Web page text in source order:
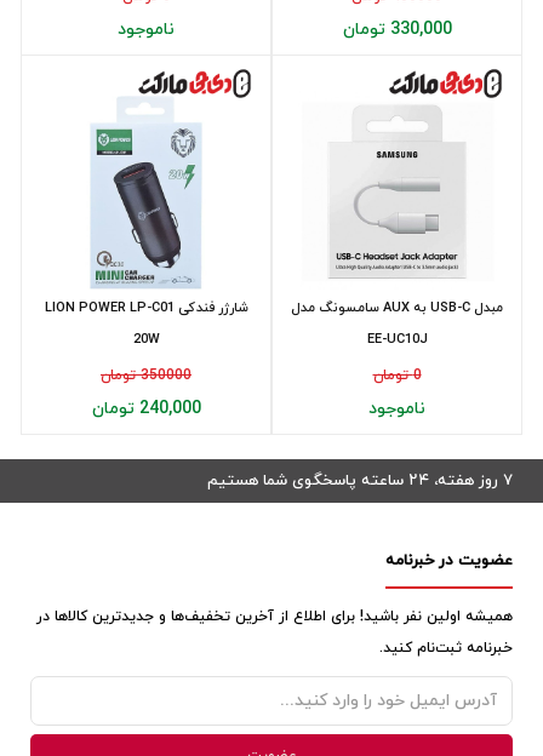
ناموجود 330,000 تومان
شارژر فندکی LION POWER LP-C01
20W
350000 تومان
240,000 تومان
مبدل USB-C به AUX سامسونگ مدل
EE-UC10J
0 تومان
ناموجود
۷ روز هفته، ۲۴ ساعته پاسخگوی شما هستیم
عضویت در خبرنامه
همیشه اولین نفر باشید! برای اطلاع از آخرین تخفیف‌ها و جدیدترین کالاها در
خبرنامه ثبت‌نام کنید.